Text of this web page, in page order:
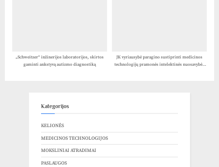
„Schweitzer“ inžinerijos laboratorijos, skirtos
gaminti ankstyvą autizmo diagnostiką
JK vyriausybė paragino sustiprinti medicinos
technologijų pramonės intelektinės nuosavybės
Kategorijos
KELIONĖS
MEDICINOS TECHNOLOGIJOS
MOKSLINIAI ATRADIMAI
PASLAUGOS